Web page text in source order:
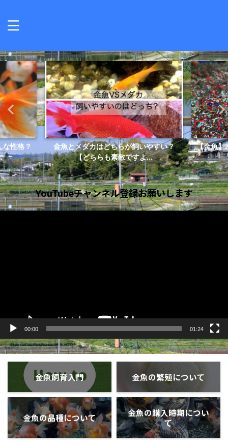
性格？
金魚とメダカはどちらが飼いやすい？
【どちらも素敵ですよ...
【金魚】
YouTubeチャンネル登録お願いします
00:00 01:24
金魚飼育入門 金魚の繁殖について
金魚の品種について
金魚の購入時期につい
て